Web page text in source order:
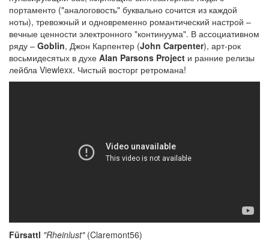
портаменто ("аналоговость" буквально сочится из каждой
ноты), тревожный и одновременно романтический настрой –
вечные ценности электронного "континуума". В ассоциативном
ряду – Goblin, Джон Карпентер (John Carpenter), арт-рок
восьмидесятых в духе Alan Parsons Project и ранние релизы
лейбла Viewlexx. Чистый восторг ретромана!
Fürsattl "Rheinlust"(Claremont56)